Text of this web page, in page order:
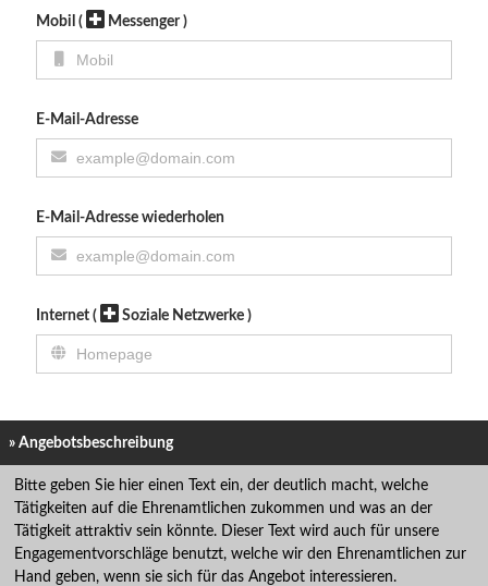
Mobil ( Messenger )
E-Mail-Adresse
E-Mail-Adresse wiederholen
Internet ( Soziale Netzwerke )
» Angebotsbeschreibung
Bitte geben Sie hier einen Text ein, der deutlich macht, welche
Tätigkeiten auf die Ehrenamtlichen zukommen und was an der
Tätigkeit attraktiv sein könnte. Dieser Text wird auch für unsere
Engagementvorschläge benutzt, welche wir den Ehrenamtlichen zur
Hand geben, wenn sie sich für das Angebot interessieren.